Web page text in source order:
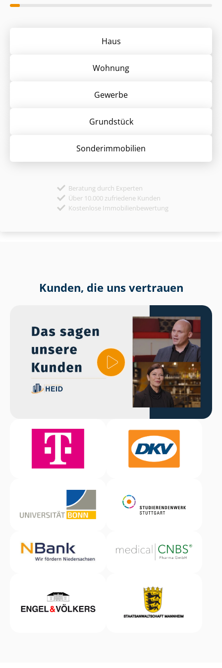
Haus
Wohnung
Gewerbe
Grund­stück
Sonder­immobilien
Beratung durch Experten
Über 10.000 zufriedene Kunden
Kostenlose Immobilienbewertung
Kunden, die uns vertrauen